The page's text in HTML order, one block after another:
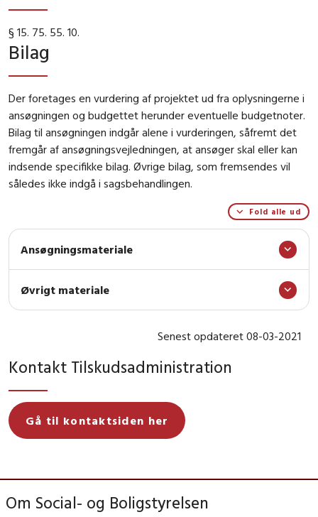
§ 15. 75. 55. 10.
Bilag
Der foretages en vurdering af projektet ud fra oplysningerne i
ansøgningen og budgettet herunder eventuelle budgetnoter.
Bilag til ansøgningen indgår alene i vurderingen, såfremt det
fremgår af ansøgningsvejledningen, at ansøger skal eller kan
indsende specifikke bilag. Øvrige bilag, som fremsendes vil
således ikke indgå i sagsbehandlingen.
Fold alle ud
Ansøgningsmateriale
Øvrigt materiale
Senest opdateret 08-03-2021
Kontakt Tilskudsadministration
Gå til kontaktsiden her
Om Social- og Boligstyrelsen